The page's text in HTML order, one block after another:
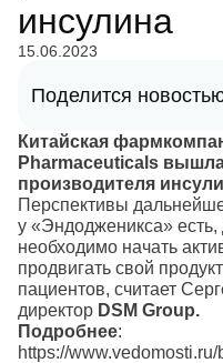
инсулина
15.06.2023
Поделится
Китайская
Pharmaceuticals
производителя
Перспективы
у «Эндодженикса» есть,
необходимо начать
продвигать свой
пациентов, считает
директор DSM Group.
Подробнее:
https://